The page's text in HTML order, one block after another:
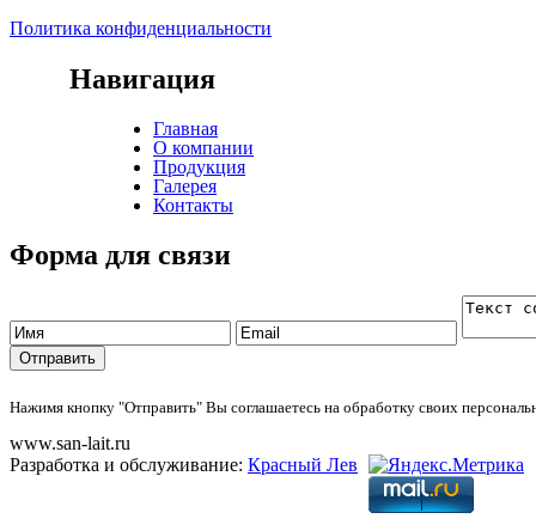
Политика конфиденциальности
Навигация
Главная
О компании
Продукция
Галерея
Контакты
Форма для связи
Нажимя кнопку "Отправить" Вы соглашаетесь на обработку своих
www.san-lait.ru
Разработка и обслуживание: Красный Лев